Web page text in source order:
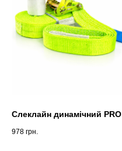
Слеклайн динамічний PRO
978 грн.